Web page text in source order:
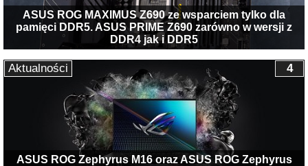
ASUS ROG MAXIMUS Z690 ze wsparciem tylko dla
pamięci DDR5. ASUS PRIME Z690 zarówno w wersji z
DDR4 jak i DDR5
ASUS ROG Zephyrus M16 oraz ASUS ROG Zephyrus
4
Aktualności